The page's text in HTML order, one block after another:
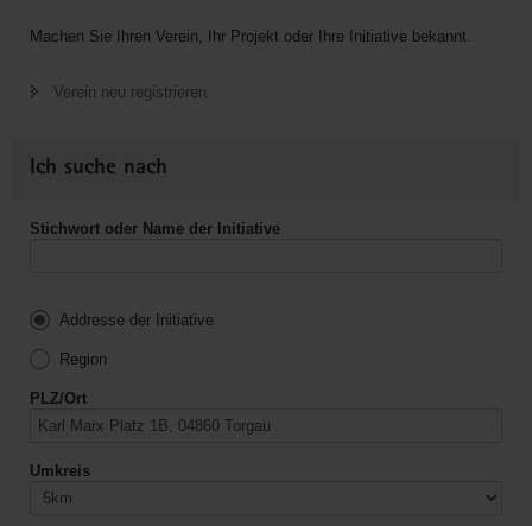
Machen Sie Ihren Verein, Ihr Projekt oder Ihre Initiative bekannt.
Verein neu registrieren
Ich suche nach
Stichwort oder Name der Initiative
Addresse der Initiative
Region
PLZ/Ort
Umkreis